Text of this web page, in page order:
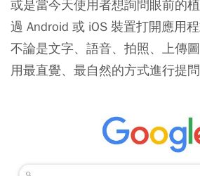
或是當今天使用者想詢問眼前的
過 Android 或 iOS 裝置打開應用
不論是文字、語音、拍照、上傳
用最直覺、最自然的方式進行提問